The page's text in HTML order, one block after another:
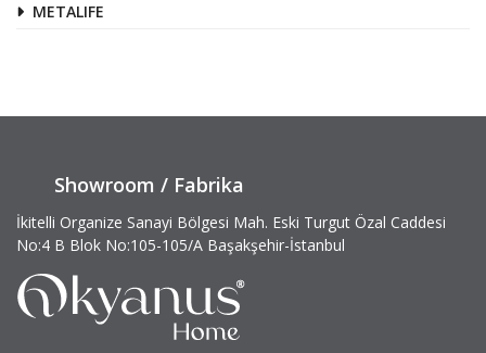
METALIFE
Showroom / Fabrika
İkitelli Organize Sanayi Bölgesi Mah. Eski Turgut Özal Caddesi
No:4 B Blok No:105-105/A Başakşehir-İstanbul